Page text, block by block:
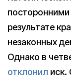
результате
незаконных
Однако в
отклонил иск.